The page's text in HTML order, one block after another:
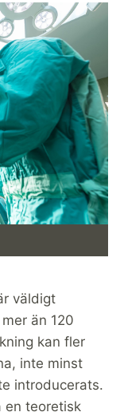
väldigt
än 120
kan fler
inte minst
introducerats.
en teoretisk